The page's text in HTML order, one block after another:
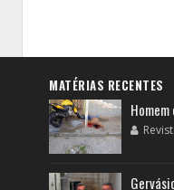
MATÉRIAS RECENTES